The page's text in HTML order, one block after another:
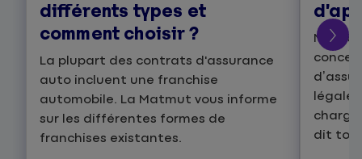
différents types et
comment choisir ?
La plupart des contrats d'assurance
auto incluent une franchise
automobile. La Matmut vous informe
sur les différentes formes de
franchises existantes.
légale
charge
dit